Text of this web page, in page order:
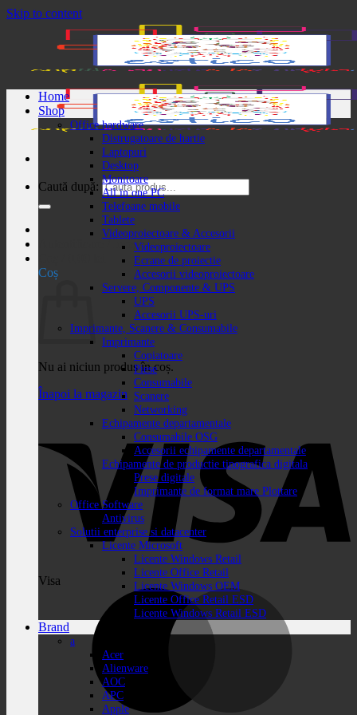
Skip to content
Caută după:
Autentificare / Înregistrare
Coș
Nu ai niciun produs în coș.
Înapoi la magazin
Visa
Home
Shop
Office hardware
Distrugatoare de hartie
Laptopuri
Desktop
Monitoare
All in one PC
Telefoane mobile
Tablete
Videoproiectoare & Accesorii
Videoproiectoare
Ecrane de proiectie
Accesorii videoproiectoare
Servere, Componente & UPS
UPS
Accesorii UPS-uri
Imprimante, Scanere & Consumabile
Imprimante
Copiatoare
Piese
Consumabile
Scanere
Networking
Echipamente departamentale
Consumabile OSG
Accesorii echipamente departamentale
Echipamente de productie tipografica digitala
Prese digitale
Imprimante de format mare Plottare
Office Software
Antivirus
Solutii enterprise si datacenter
Licente Microsoft
Licente Windows Retail
Licente Office Retail
Licente Windows OEM
Licente Office Retail ESD
Licente Windows Retail ESD
Brand
a
Acer
Alienware
AOC
APC
Apple